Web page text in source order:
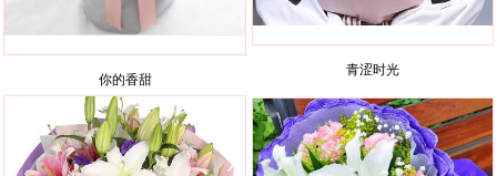
你的香甜
青涩时光